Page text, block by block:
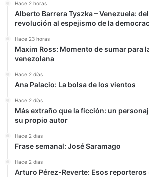
Hace 2 horas
Alberto Barrera Tyszka – Venezuela:
revolución al espejismo de la
Hace 23 horas
Maxim Ross: Momento de sumar para
venezolana
Hace 2 días
Ana Palacio: La bolsa de los vientos
Hace 2 días
Más extraño que la ficción: un
su propio autor
Hace 2 días
Frase semanal: José Saramago
Hace 2 días
Arturo Pérez-Reverte: Esos reporteros